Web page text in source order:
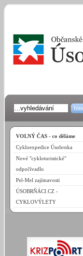
VOLNÝ ČAS - co děláme
Cykloexpedice Úsobrnka
Nové "cykloturistické"
odpočívadlo
Pel-Mel zajímavosti
ÚSOBRŇÁCI.CZ -
CYKLOVÝLETY